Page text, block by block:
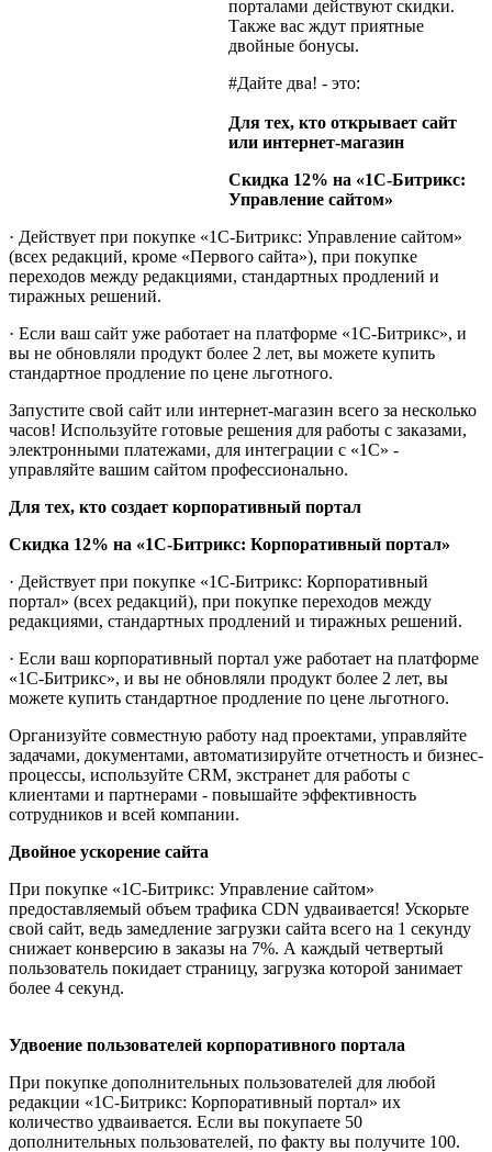
порталами действуют скидки.
Также вас ждут приятные
двойные бонусы.
#Дайте два! - это:
Для тех, кто открывает сайт
или интернет-магазин
Скидка 12% на «1С-Битрикс:
Управление сайтом»
· Действует при покупке «1С-Битрикс: Управление сайтом»
(всех редакций, кроме «Первого сайта»), при покупке
переходов между редакциями, стандартных продлений и
тиражных решений.
· Если ваш сайт уже работает на платформе «1С-Битрикс», и
вы не обновляли продукт более 2 лет, вы можете купить
стандартное продление по цене льготного.
Запустите свой сайт или интернет-магазин всего за несколько
часов! Используйте готовые решения для работы с заказами,
электронными платежами, для интеграции с «1С» -
управляйте вашим сайтом профессионально.
Для тех, кто создает корпоративный портал
Скидка 12% на «1С-Битрикс: Корпоративный портал»
· Действует при покупке «1С-Битрикс: Корпоративный
портал» (всех редакций), при покупке переходов между
редакциями, стандартных продлений и тиражных решений.
· Если ваш корпоративный портал уже работает на платформе
«1С-Битрикс», и вы не обновляли продукт более 2 лет, вы
можете купить стандартное продление по цене льготного.
Организуйте совместную работу над проектами, управляйте
задачами, документами, автоматизируйте отчетность и бизнес-
процессы, используйте CRM, экстранет для работы с
клиентами и партнерами - повышайте эффективность
сотрудников и всей компании.
Двойное ускорение сайта
При покупке «1С-Битрикс: Управление сайтом»
предоставляемый объем трафика CDN удваивается! Ускорьте
свой сайт, ведь замедление загрузки сайта всего на 1 секунду
снижает конверсию в заказы на 7%. А каждый четвертый
пользователь покидает страницу, загрузка которой занимает
более 4 секунд.
Удвоение пользователей корпоративного портала
При покупке дополнительных пользователей для любой
редакции «1С-Битрикс: Корпоративный портал» их
количество удваивается. Если вы покупаете 50
дополнительных пользователей, по факту вы получите 100.